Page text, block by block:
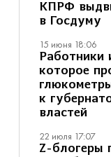
КПРФ
в Госдуму
15 июня 18:06
Работники
которое
к
властей
22 июля 17:07
Z-блогеры